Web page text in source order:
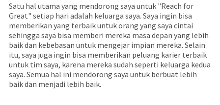
Satu hal utama yang mendorong saya untuk "Reach for
Great" setiap hari adalah keluarga saya. Saya ingin bisa
memberikan yang terbaik untuk orang yang saya cintai
sehingga saya bisa memberi mereka masa depan yang lebih
baik dan kebebasan untuk mengejar impian mereka. Selain
itu, saya juga ingin bisa memberikan peluang karier terbaik
untuk tim saya, karena mereka sudah seperti keluarga kedua
saya. Semua hal ini mendorong saya untuk berbuat lebih
baik dan menjadi lebih baik.